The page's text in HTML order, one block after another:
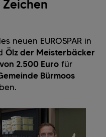
Zeichen
neuen EUROSPAR in
Ölz der Meisterbäcker
2.500 Euro für
Bürmoos